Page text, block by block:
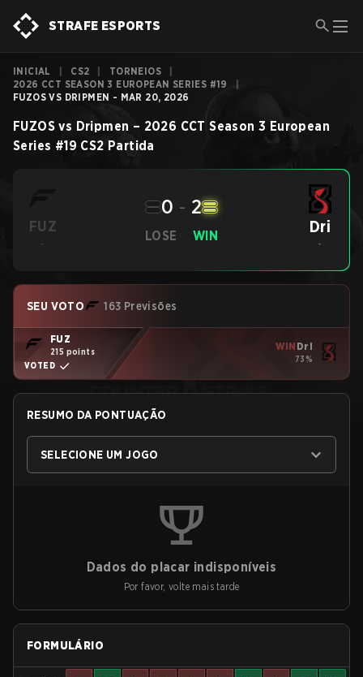
STRAFE ESPORTS
INICIAL CS2 TORNEIOS
2026 CCT SEASON 3 EUROPEAN SERIES #19
FUZOS VS DRIPMEN - MAR 20, 2026
FUZOS vs Dripmen – 2026 CCT Season 3 European
Series #19 CS2 Partida
FUZ
-
LOSE
0 - 2
WIN Dri
-
SEU VOTO 163 Previsões
FUZ
215 points
VOTED
WIN Dri
73%
RESUMO DA PONTUAÇÃO
SELECIONE UM JOGO
Dados do placar indisponíveis
Por favor, volte mais tarde
FORMULÁRIO